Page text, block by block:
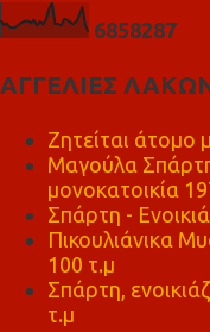
6858287
ΑΓΓΕΛΙΕΣ
Ζητείται άτομο
Μαγούλα
μονοκατοικία
Σπάρτη -
Πικουλιάνικα
100 τ.μ
Σπάρτη,
τ.μ